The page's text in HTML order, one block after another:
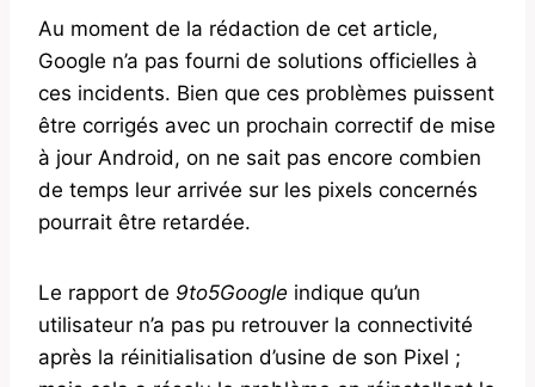
Au moment de la rédaction de cet article,
Google n’a pas fourni de solutions officielles à
ces incidents. Bien que ces problèmes puissent
être corrigés avec un prochain correctif de mise
à jour Android, on ne sait pas encore combien
de temps leur arrivée sur les pixels concernés
pourrait être retardée.
Le rapport de 9to5Google indique qu’un
utilisateur n’a pas pu retrouver la connectivité
après la réinitialisation d’usine de son Pixel ;